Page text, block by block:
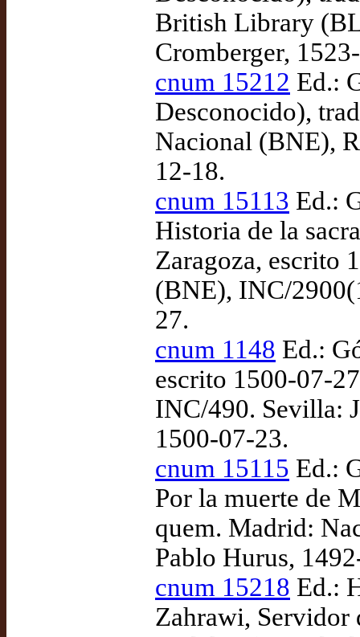
British Library
Cromberger,
cnum 15212 Ed.:
Desconocido),
Nacional (BNE),
12-18.
cnum 15113 Ed.:
Historia de la
Zaragoza, escrito
(BNE), INC/
27.
cnum 1148 Ed.:
escrito 1500-07-
INC/490. Sevilla:
1500-07-23.
cnum 15115 Ed.:
Por la muerte de
quem. Madrid:
Pablo Hurus,
cnum 15218 Ed.:
Zahrawi, Servidor